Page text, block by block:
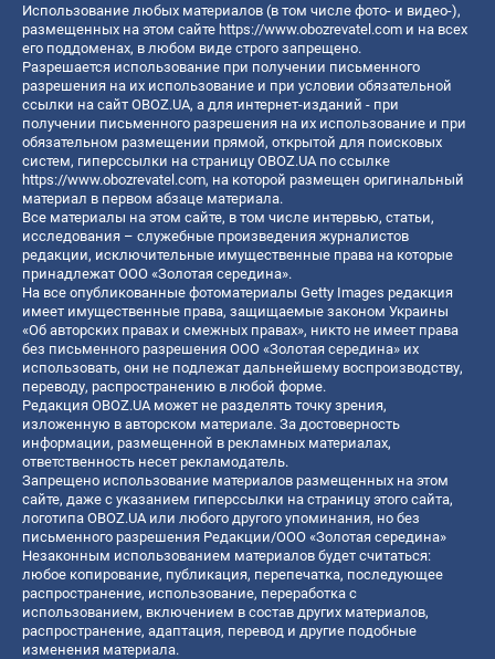
Использование любых материалов (в том числе фото- и видео-),
размещенных на этом сайте https://www.obozrevatel.com и на всех
его поддоменах, в любом виде строго запрещено.
Разрешается использование при получении письменного
разрешения на их использование и при условии обязательной
ссылки на сайт OBOZ.UA, а для интернет-изданий - при
получении письменного разрешения на их использование и при
обязательном размещении прямой, открытой для поисковых
систем, гиперссылки на страницу OBOZ.UA по ссылке
https://www.obozrevatel.com, на которой размещен оригинальный
материал в первом абзаце материала.
Все материалы на этом сайте, в том числе интервью, статьи,
исследования – служебные произведения журналистов
редакции, исключительные имущественные права на которые
принадлежат ООО «Золотая середина».
На все опубликованные фотоматериалы Getty Images редакция
имеет имущественные права, защищаемые законом Украины
«Об авторских правах и смежных правах», никто не имеет права
без письменного разрешения ООО «Золотая середина» их
использовать, они не подлежат дальнейшему воспроизводству,
переводу, распространению в любой форме.
Редакция OBOZ.UA может не разделять точку зрения,
изложенную в авторском материале. За достоверность
информации, размещенной в рекламных материалах,
ответственность несет рекламодатель.
Запрещено использование материалов размещенных на этом
сайте, даже с указанием гиперссылки на страницу этого сайта,
логотипа OBOZ.UA или любого другого упоминания, но без
письменного разрешения Редакции/ООО «Золотая середина»
Незаконным использованием материалов будет считаться:
любое копирование, публикация, перепечатка, последующее
распространение, использование, переработка с
использованием, включением в состав других материалов,
распространение, адаптация, перевод и другие подобные
изменения материала.